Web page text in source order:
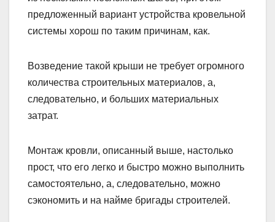
предложенный вариант устройства кровельной
системы хорош по таким причинам, как.
Возведение такой крыши не требует огромного
количества строительных материалов, а,
следовательно, и больших материальных
затрат.
Монтаж кровли, описанный выше, настолько
прост, что его легко и быстро можно выполнить
самостоятельно, а, следовательно, можно
сэкономить и на найме бригады строителей.